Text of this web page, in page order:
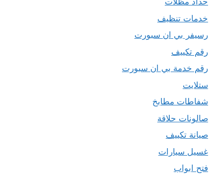
خدمات تنظيف
رسيفر بي ان سبورت
رقم تكييف
رقم خدمة بي ان سبورت
ستلايت
شفاطات مطابخ
صالونات حلاقة
صيانة تكييف
غسيل سيارات
فتح ابواب